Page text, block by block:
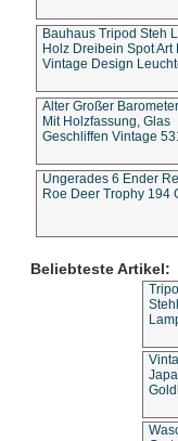
Bauhaus Tripod Steh
Holz Dreibein Spot Art
Vintage Design
Alter Großer
Mit Holzfassung, Glas
Geschliffen Vintage
Ungerades 6 Ender
Roe Deer Trophy 194
Beliebteste Artikel: